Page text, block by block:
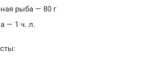
рыба — 80 г
— 1 ч. л.